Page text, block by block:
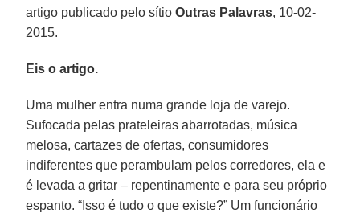
artigo publicado pelo sítioOutras Palavras, 10-02-
2015.
Eis o artigo.
Uma mulher entra numa grande loja de varejo.
Sufocada pelas prateleiras abarrotadas, música
melosa, cartazes de ofertas, consumidores
indiferentes que perambulam pelos corredores, ela e
é levada a gritar – repentinamente e para seu próprio
espanto. “Isso é tudo o que existe?” Um funcionário